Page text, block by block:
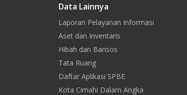
Data Lainnya
Laporan Pelayanan Informasi
Aset dan Inventaris
Hibah dan Bansos
Tata Ruang
Daftar Aplikasi SPBE
Kota Cimahi Dalam Angka